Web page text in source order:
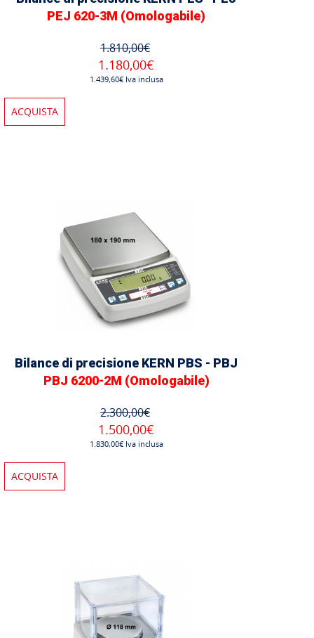
PEJ 620-3M (Omologabile)
1.810,00€
1.180,00€
1.439,60€ Iva inclusa
ACQUISTA
Bilance di precisione KERN PBS - PBJ
PBJ 6200-2M (Omologabile)
2.300,00€
1.500,00€
1.830,00€ Iva inclusa
ACQUISTA